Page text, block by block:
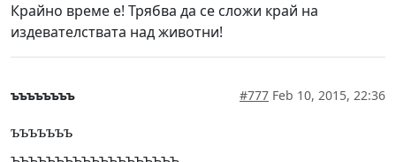
Крайно време е! Трябва да се сложи край на
издевателствата над животни!
ъъъъъъъъ #777 Feb 10, 2015, 22:36
ъъъъъъъ